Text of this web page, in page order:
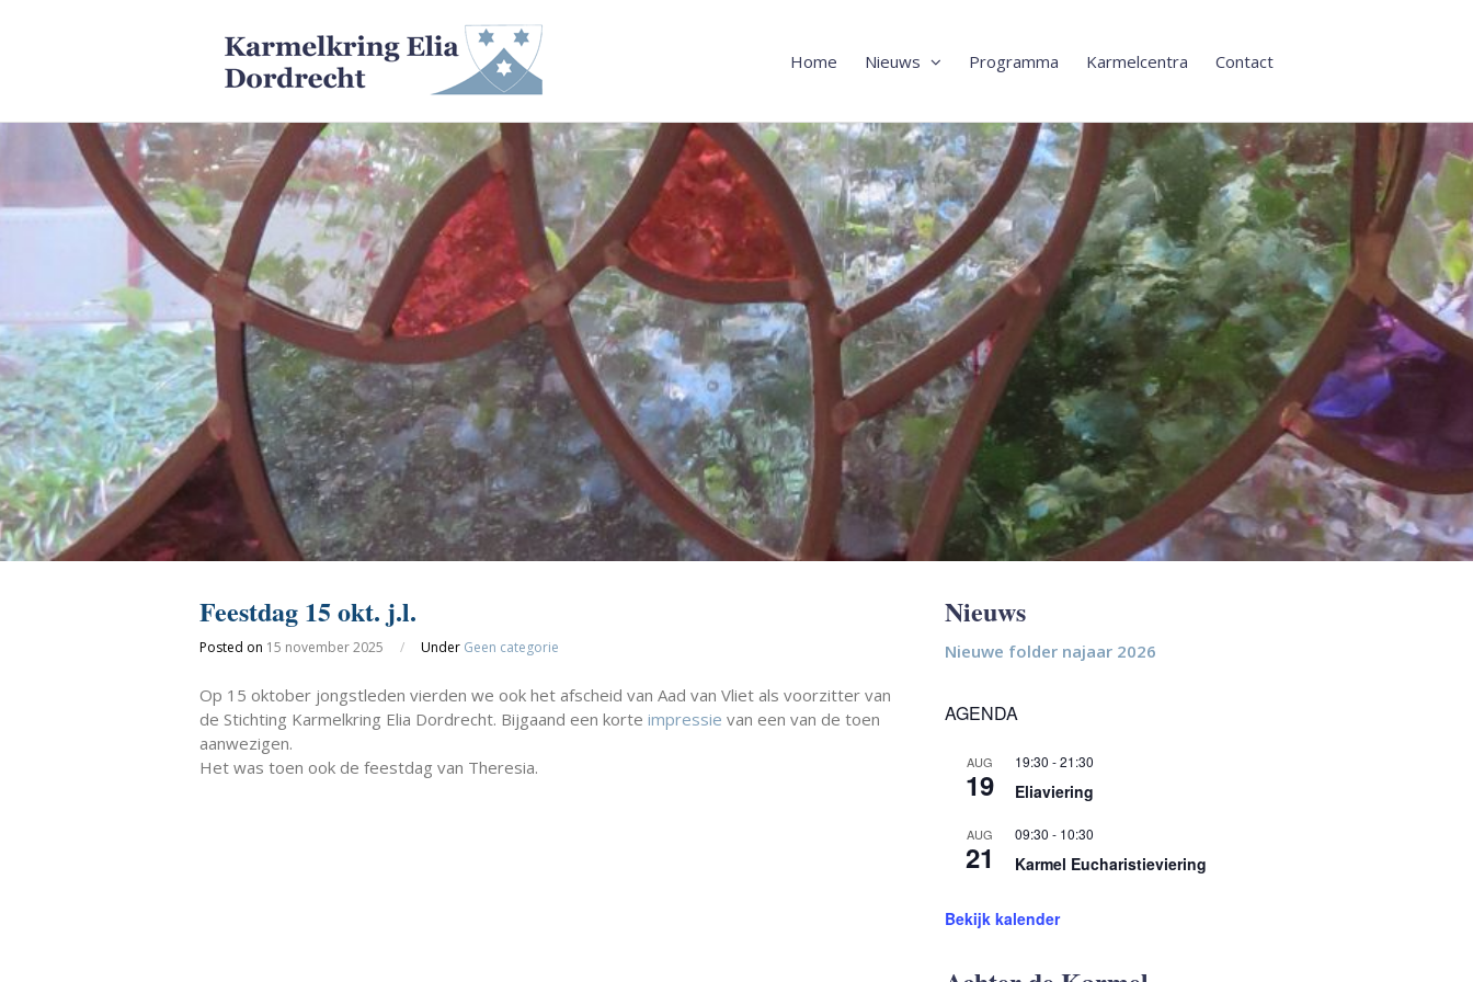
Home Nieuws Programma Karmelcentra Contact
Feestdag 15 okt. j.l.
Posted on 15 november 2025 / Under Geen categorie
Op 15 oktober jongstleden vierden we ook het afscheid van Aad van Vliet als voorzitter van
de Stichting Karmelkring Elia Dordrecht. Bijgaand een korte impressie van een van de toen
aanwezigen.
Het was toen ook de feestdag van Theresia.
Nieuws
Nieuwe folder najaar 2026
AGENDA
AUG
19
19:30 -21:30
Eliaviering
AUG
21
09:30 - 10:30
Karmel Eucharistieviering
Bekijk kalender